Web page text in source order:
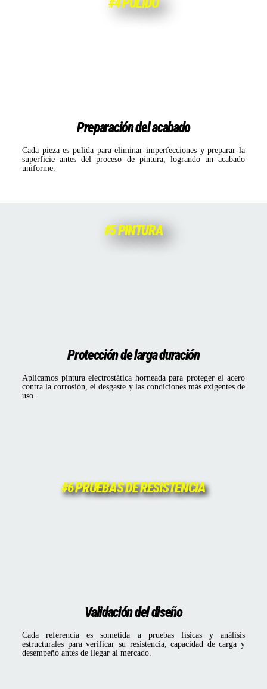
#4 PULIDO
Preparación del acabado
Cada pieza es pulida para eliminar imperfecciones y preparar la
superficie antes del proceso de pintura, logrando un acabado
uniforme.
#5 PINTURA
Protección de larga duración
Aplicamos pintura electrostática horneada para proteger el acero
contra la corrosión, el desgaste y las condiciones más exigentes de
uso.
#6 PRUEBAS DE RESISTENCIA
Validación del diseño
Cada referencia es sometida a pruebas físicas y análisis
estructurales para verificar su resistencia, capacidad de carga y
desempeño antes de llegar al mercado.